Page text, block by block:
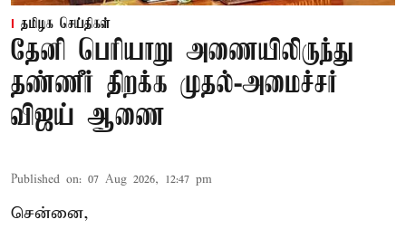
தமிழக செய்திகள்
தேனி பெரியாறு அணையிலிருந்து
தண்ணீர் திறக்க முதல்-அமைச்சர்
விஜய் ஆணை
Published on: 07 Aug 2026, 12:47 pm
சென்னை,